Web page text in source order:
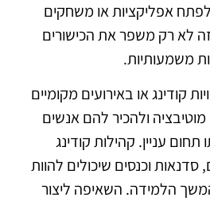
אפליקציות או משחקים
לא רק משפר את הכישורים
משמעותיות.
קודינג או באירועים מקומיים
ולהכיר להם אנשים
עניין. קהילות קודינג
וכנסים שיכולים להוות
הלמידה. השאיפה ליצור